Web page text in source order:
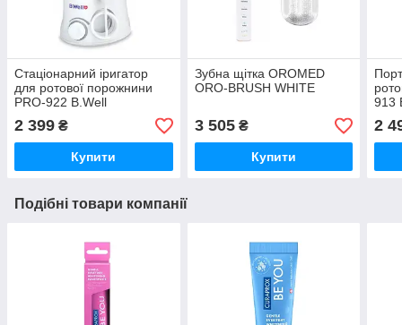
Стаціонарний іригатор
для ротової порожнини
PRO-922 B.Well
2 399 ₴
Купити
Зубна щітка OROMED
ORO-BRUSH WHITE
3 505₴
Купити
913
2
Подібні товари компанії